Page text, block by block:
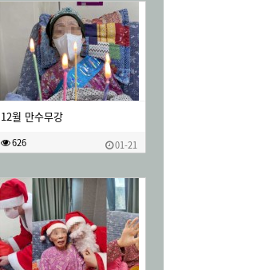
12월 만수무강
626 01-21